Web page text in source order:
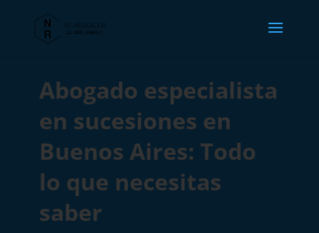
Abogado especialista
en sucesiones en
Buenos Aires: Todo
lo que necesitas
saber